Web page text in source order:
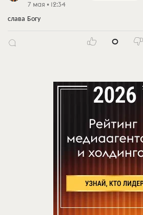
7 мая • 12:34
слава Богу
0